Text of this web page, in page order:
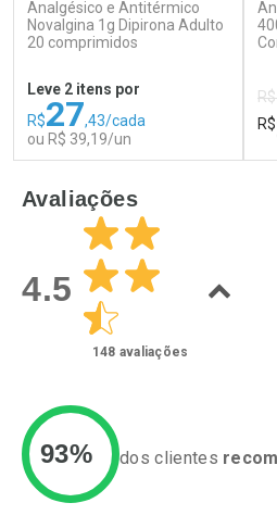
Ativar Desconto
Por R$ 63,99/cada
Comprar sem Desconto
Analgésico e Antitérmico
Novalgina 1g Dipirona Adulto
20 comprimidos
Leve 2 itens por
R$27,43/cada
ou R$ 39,19/un
Laboratório
Por Menos
R$
Avaliações
4.5
148 avaliações
93% dos clientes